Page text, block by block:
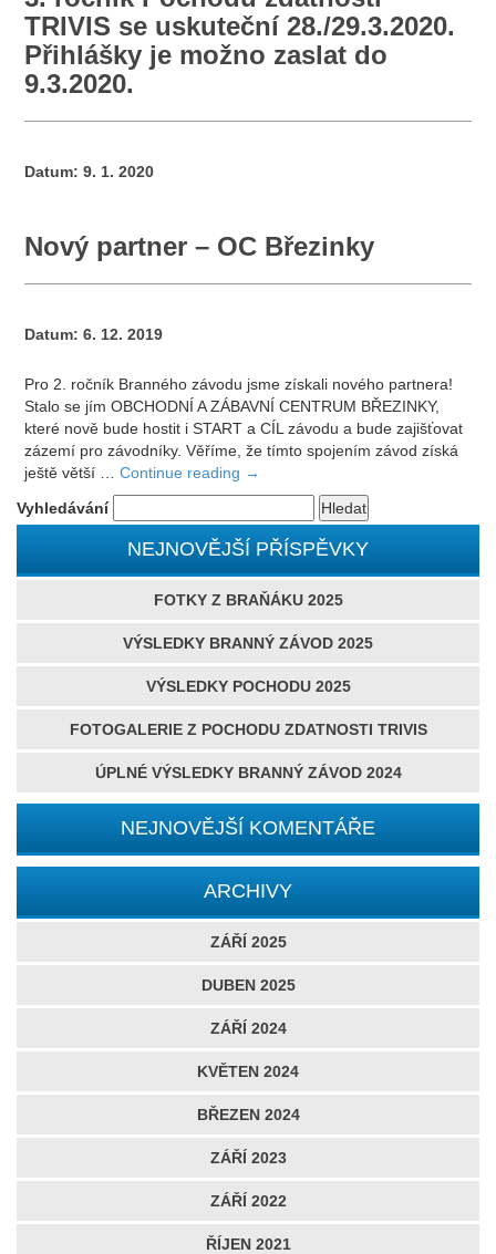
TRIVIS se uskuteční 28./29.3.2020.
Přihlášky je možno zaslat do
9.3.2020.
Datum: 9. 1. 2020
Nový partner – OC Březinky
Datum: 6. 12. 2019
Pro 2. ročník Branného závodu jsme získali nového partnera!
Stalo se jím OBCHODNÍ A ZÁBAVNÍ CENTRUM BŘEZINKY,
které nově bude hostit i START a CÍL závodu a bude zajišťovat
zázemí pro závodníky. Věříme, že tímto spojením závod získá
ještě větší …Continue reading →
Vyhledávání
NEJNOVĚJŠÍ PŘÍSPĚVKY
FOTKY Z BRAŇÁKU 2025
VÝSLEDKY BRANNÝ ZÁVOD 2025
VÝSLEDKY POCHODU 2025
FOTOGALERIE Z POCHODU ZDATNOSTI TRIVIS
ÚPLNÉ VÝSLEDKY BRANNÝ ZÁVOD 2024
NEJNOVĚJŠÍ KOMENTÁŘE
ARCHIVY
ZÁŘÍ 2025
DUBEN 2025
ZÁŘÍ 2024
KVĚTEN 2024
BŘEZEN 2024
ZÁŘÍ 2023
ZÁŘÍ 2022
ŘÍJEN 2021